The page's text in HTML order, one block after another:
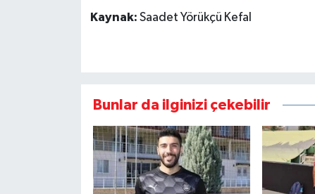
Kaynak: Saadet Yörükçü Kefal
Bunlar da ilginizi çekebilir